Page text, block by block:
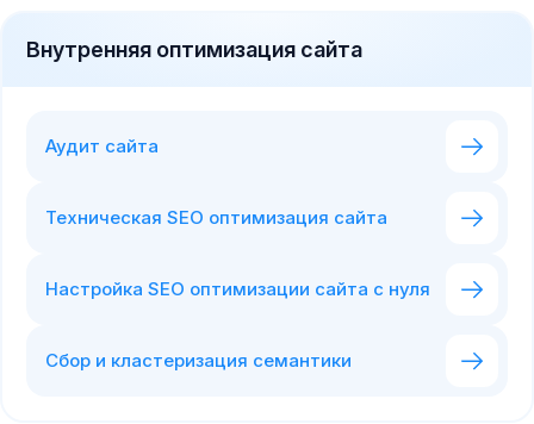
Внутренняя оптимизация сайта
Аудит сайта
Техническая SEO оптимизация сайта
Настройка SEO оптимизации сайта с нуля
Сбор и кластеризация семантики